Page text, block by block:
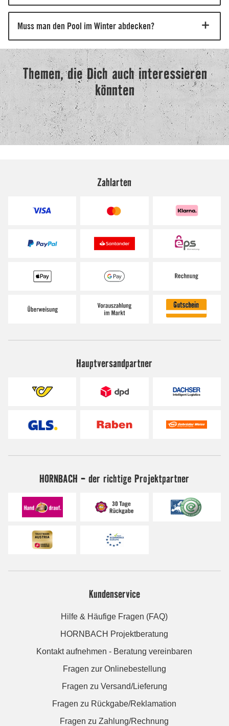
Zahlarten
Hauptversandpartner
HORNBACH - der richtige Projektpartner
Kundenservice
Hilfe & Häufige Fragen (FAQ)
HORNBACH Projektberatung
Kontakt aufnehmen - Beratung vereinbaren
Fragen zur Onlinebestellung
Fragen zu Versand/Lieferung
Fragen zu Rückgabe/Reklamation
Fragen zu Zahlung/Rechnung